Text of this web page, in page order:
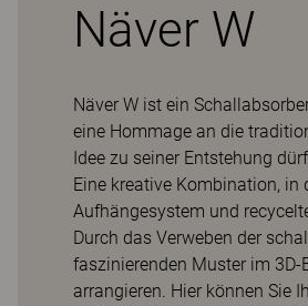
Näver W
Näver W ist ein
eine Hommage an die
Idee zu seiner Entstehung
Eine kreative Kombination,
Aufhängesystem und
Durch das Verweben der
faszinierenden Muster im 3D-
arrangieren. Hier können Sie